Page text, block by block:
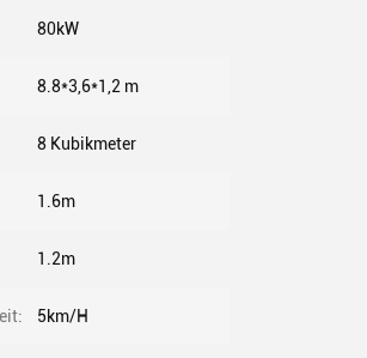
80kW
8.8*3,6*1,2 m
8 Kubikmeter
1.6m
1.2m
5km/H